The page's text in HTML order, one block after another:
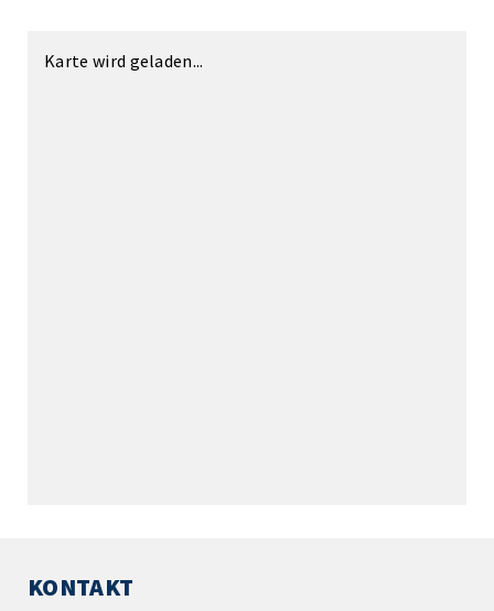
Karte wird geladen...
KONTAKT